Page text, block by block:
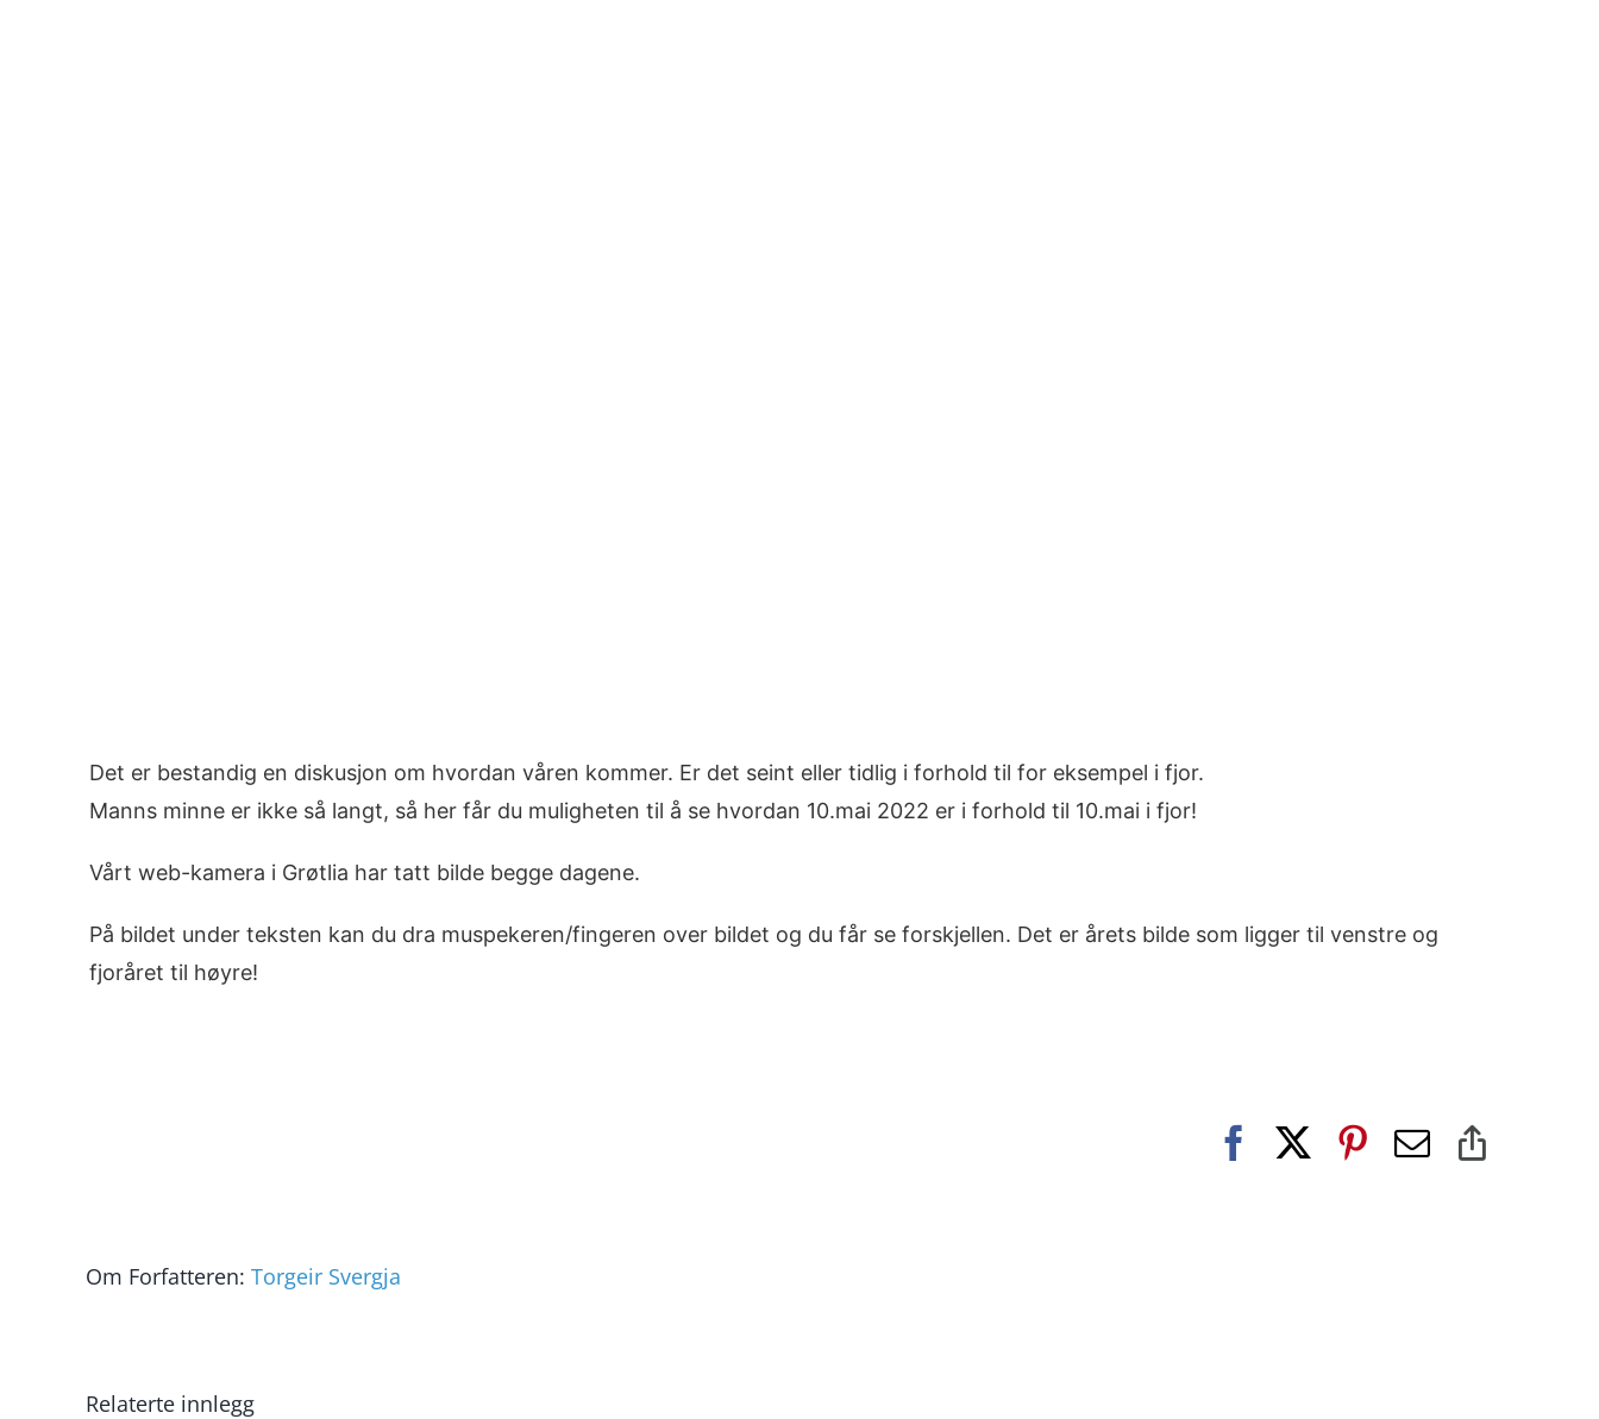
Det er bestandig en diskusjon om hvordan våren kommer. Er det seint eller tidlig i forhold til for eksempel i fjor.
Manns minne er ikke så langt, så her får du muligheten til å se hvordan 10.mai 2022 er i forhold til 10.mai i fjor!
Vårt web-kamera i Grøtlia har tatt bilde begge dagene.
På bildet under teksten kan du dra muspekeren/fingeren over bildet og du får se forskjellen. Det er årets bilde som ligger til venstre og
fjoråret til høyre!
Facebook Pinterest
E-
Om Forfatteren: Torgeir Svergja
Relaterte innlegg